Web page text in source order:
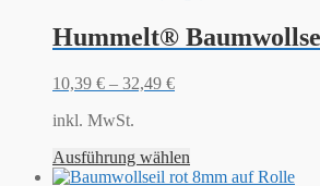
Hummelt®
10,39 € – 32,49 €
inkl. MwSt.
Ausführung wählen